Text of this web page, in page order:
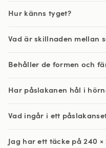
Hur känns tyget?
Vad är skillnaden mellan
Behåller de formen och
Har påslakanen hål i
Vad ingår i ett
Jag har ett täcke på 240